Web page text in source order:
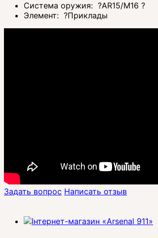
Система оружия: ?AR15/M16 ?
Элемент: ?Приклады
Задать вопрос Написать отзыв